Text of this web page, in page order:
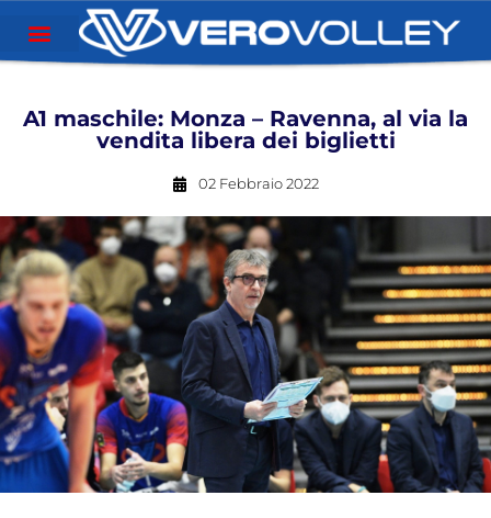
A1 maschile: Monza – Ravenna, al via la
vendita libera dei biglietti
02 Febbraio 2022